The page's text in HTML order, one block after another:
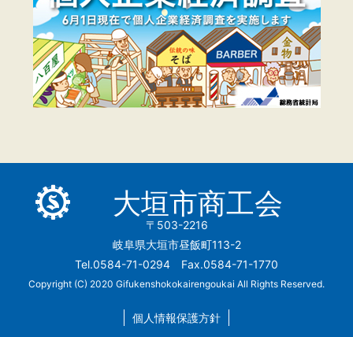
大垣市商工会
〒503-2216
岐阜県大垣市昼飯町113-2
Tel.0584-71-0294 Fax.0584-71-1770
Copyright (C) 2020 Gifukenshokokairengoukai All Rights Reserved.
個人情報保護方針